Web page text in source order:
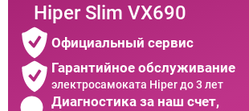
Hiper Slim VX690
Официальный сервис
Гарантийное обслуживание
электросамоката Hiper до 3 лет
Диагностика за наш счет,